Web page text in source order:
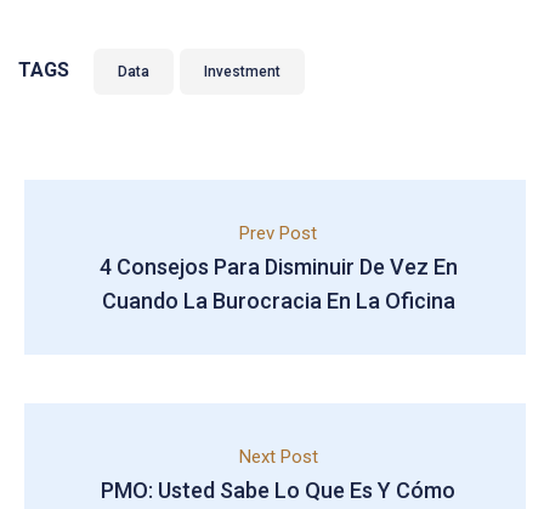
TAGS Data Investment
Prev Post
4 Consejos Para Disminuir De Vez En
Cuando La Burocracia En La Oficina
Next Post
PMO: Usted Sabe Lo Que Es Y Cómo